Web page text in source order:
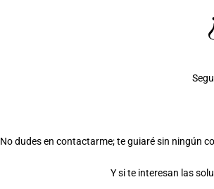
No dudes en contactarme; te guiaré sin ningún
Y si te interesan las